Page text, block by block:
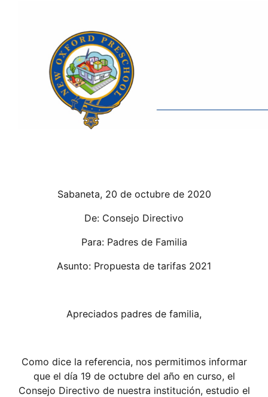
Sabaneta, 20 de octubre de 2020
De: Consejo Directivo
Para: Padres de Familia
Asunto: Propuesta de tarifas 2021
Apreciados padres de familia,
Como dice la referencia, nos permitimos informar
que el día 19 de octubre del año en curso, el
Consejo Directivo de nuestra institución, estudio el